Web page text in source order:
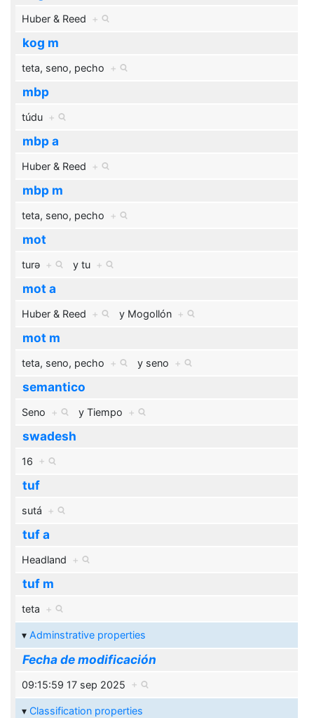
Huber & Reed +
kog m
teta, seno, pecho +
mbp
túdu +
mbp a
Huber & Reed +
mbp m
teta, seno, pecho +
mot
turə + y tu +
mot a
Huber & Reed + y Mogollón +
mot m
teta, seno, pecho + y seno +
semantico
Seno + y Tiempo +
swadesh
16 +
tuf
sutá +
tuf a
Headland +
tuf m
teta +
Adminstrative properties
Fecha de modificación
09:15:59 17 sep 2025 +
Classification properties